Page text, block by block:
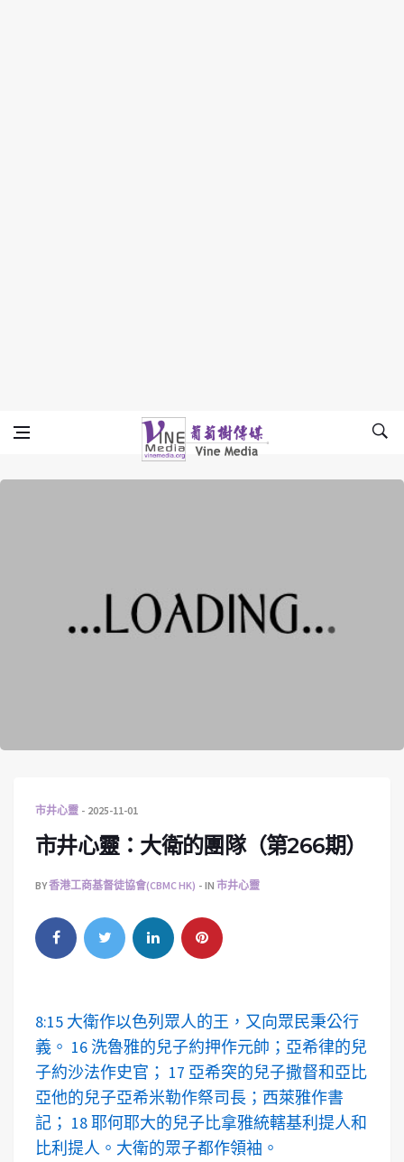
Vine Media
葡萄樹傳媒
市井心靈 2025-11-01
市井心靈：大衛的團隊（第266期）
BY香港工商基督徒協會(CBMC HK) IN 市井心靈
8:15 大衛作以色列眾人的王，又向眾民秉公行
義。 16 洗魯雅的兒子約押作元帥；亞希律的兒
子約沙法作史官； 17 亞希突的兒子撒督和亞比
亞他的兒子亞希米勒作祭司長；西萊雅作書
記； 18 耶何耶大的兒子比拿雅統轄基利提人和
比利提人。大衛的眾子都作領袖。